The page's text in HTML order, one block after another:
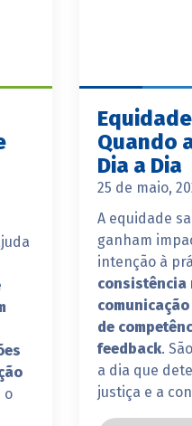
o
Quando
Dia a Dia
25 de maio,
A equidade
ganham
intenção à
consistência
de
feedback.
a dia que
justiça e a